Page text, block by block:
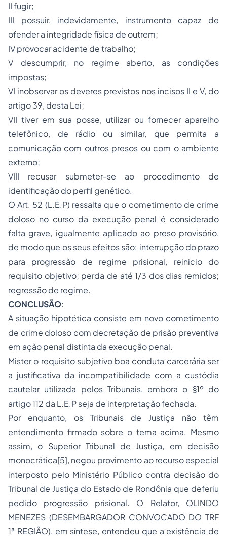
II fugir;
III possuir, indevidamente, instrumento capaz de
ofender a integridade física de outrem;
IV provocar acidente de trabalho;
V descumprir, no regime aberto, as condições
impostas;
VI inobservar os deveres previstos nos incisos II e V, do
artigo 39, desta Lei;
VII tiver em sua posse, utilizar ou fornecer aparelho
telefônico, de rádio ou similar, que permita a
comunicação com outros presos ou com o ambiente
externo;
VIII recusar submeter-se ao procedimento de
identificação do perfil genético.
O Art. 52 (L.E.P) ressalta que o cometimento de crime
doloso no curso da execução penal é considerado
falta grave, igualmente aplicado ao preso provisório,
de modo que os seus efeitos são: interrupção do prazo
para progressão de regime prisional, reinicio do
requisito objetivo; perda de até 1/3 dos dias remidos;
regressão de regime.
CONCLUSÃO:
A situação hipotética consiste em novo cometimento
de crime doloso com decretação de prisão preventiva
em ação penal distinta da execução penal.
Mister o requisito subjetivo boa conduta carcerária ser
a justificativa da incompatibilidade com a custódia
cautelar utilizada pelos Tribunais, embora o §1º do
artigo 112 da L.E.P seja de interpretação fechada.
Por enquanto, os Tribunais de Justiça não têm
entendimento firmado sobre o tema acima. Mesmo
assim, o Superior Tribunal de Justiça, em decisão
monocrática[5], negou provimento ao recurso especial
interposto pelo Ministério Público contra decisão do
Tribunal de Justiça do Estado de Rondônia que deferiu
pedido progressão prisional. O Relator, OLINDO
MENEZES (DESEMBARGADOR CONVOCADO DO TRF
1ª REGIÃO), em síntese, entendeu que a existência de